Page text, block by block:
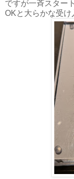
ですが一斉スター
OKと大らかな受け